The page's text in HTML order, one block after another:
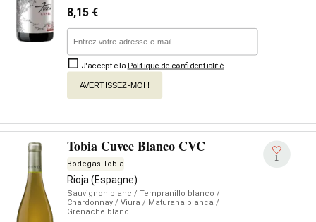
8,15 €
J'accepte la Politique de confidentialité
AVERTISSEZ-MOI !
Tobia Cuvee Blanco CVC
Bodegas Tobía
Rioja (Espagne)
Sauvignon blanc / Tempranillo blanco /
Chardonnay / Viura / Maturana blanca /
Grenache blanc
1